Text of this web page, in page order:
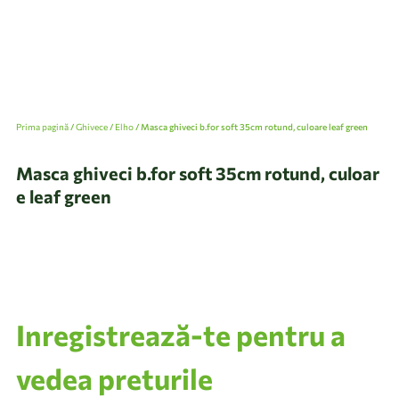
Prima pagină/Ghivece/ Elho/ Masca ghiveci b.for soft 35cm rotund, culoare leaf green
Masca ghiveci b.for soft 35cm rotund, culoar
e leaf green
Inregistrează-te pentru a
vedea preturile